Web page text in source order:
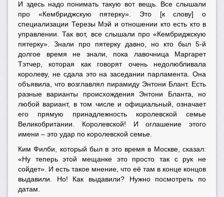
И здесь надо понимать такую вот вещь. Все слышали
про «Кембриджскую пятерку». Это [к слову] о
специализации Терезы Мэй и отношении кто есть кто в
управлении. Так вот, все слышали про «Кембриджскую
пятерку». Знали про пятерку давно, но кто был 5-й
долгое время не знали, пока лавочница Маргарет
Тэтчер, которая как говорят очень недолюбливала
королеву, не сдала это на заседании парламента. Она
объявила, что возглавлял пирамиду Энтони Блант. Есть
разные варианты происхождения Энтони Бланта, но
любой вариант, в том числе и официальный, означает
его прямую принадлежность королевской семье
Великобритании. Королевской! И оглашение этого
имени – это удар по королевской семье.
Ким Филби, который был в это время в Москве, сказал:
«Ну теперь этой мещанке это просто так с рук не
сойдет». И есть такое мнение, что её там в конце концов
выдавили. Но! Как выдавили? Нужно посмотреть по
датам.